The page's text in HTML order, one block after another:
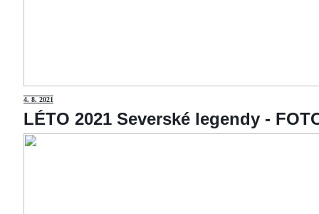
4. 8. 2021
LÉTO 2021 Severské legendy -